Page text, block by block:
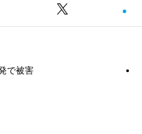
で被害